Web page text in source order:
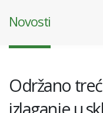
Novosti
Održano